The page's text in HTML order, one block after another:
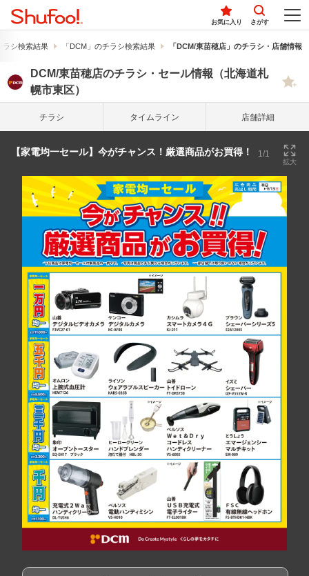
お気に入り さがす
ラシ検索結果 「DCM」のチラシ検索結果 「DCM/東苗穂店」のチラシ・店舗情報
DCM/東苗穂店のチラシ・セール情報（北海道札
幌市東区）
チラシ タイム ライン 店舗詳細
【家電均一セール】今がチャンス！厳選商品がお買得！ 1/1
拡大